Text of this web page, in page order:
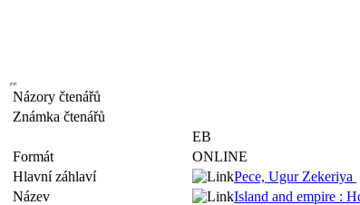
Názory čtenářů
Známka čtenářů
EB
Formát
ONLINE
Hlavní záhlaví
Pece, Ugur Zekeriya
Název
Island and empire :